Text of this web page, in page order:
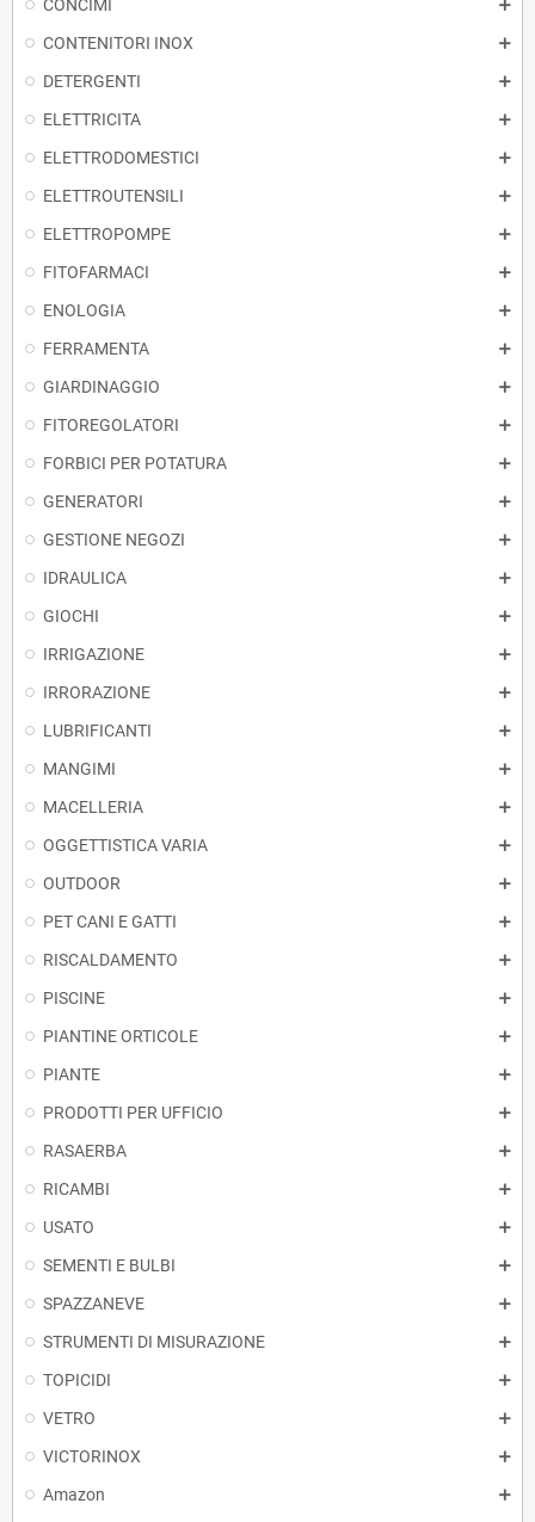
CONCIMI
CONTENITORI INOX
DETERGENTI
ELETTRICITA
ELETTRODOMESTICI
ELETTROUTENSILI
ELETTROPOMPE
FITOFARMACI
ENOLOGIA
FERRAMENTA
GIARDINAGGIO
FITOREGOLATORI
FORBICI PER POTATURA
GENERATORI
GESTIONE NEGOZI
IDRAULICA
GIOCHI
IRRIGAZIONE
IRRORAZIONE
LUBRIFICANTI
MANGIMI
MACELLERIA
OGGETTISTICA VARIA
OUTDOOR
PET CANI E GATTI
RISCALDAMENTO
PISCINE
PIANTINE ORTICOLE
PIANTE
PRODOTTI PER UFFICIO
RASAERBA
RICAMBI
USATO
SEMENTI E BULBI
SPAZZANEVE
STRUMENTI DI MISURAZIONE
TOPICIDI
VETRO
VICTORINOX
Amazon